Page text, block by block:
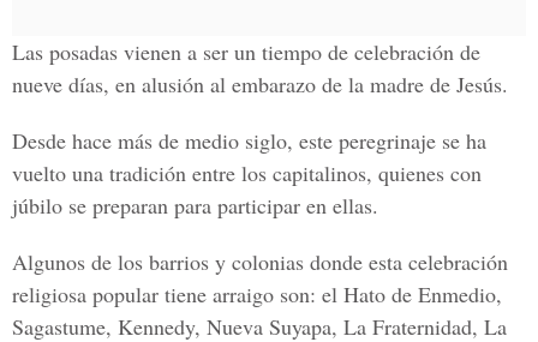
Las posadas vienen a ser un tiempo de celebración de
nueve días, en alusión al embarazo de la madre de Jesús.
Desde hace más de medio siglo, este peregrinaje se ha
vuelto una tradición entre los capitalinos, quienes con
júbilo se preparan para participar en ellas.
Algunos de los barrios y colonias donde esta celebración
religiosa popular tiene arraigo son: el Hato de Enmedio,
Sagastume, Kennedy, Nueva Suyapa, La Fraternidad, La